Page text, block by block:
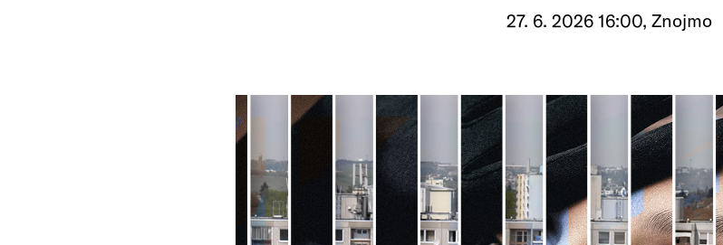
27. 6. 2026 16:00, Znojmo